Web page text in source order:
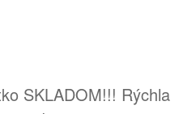
SKLADOM!!! Rýchla